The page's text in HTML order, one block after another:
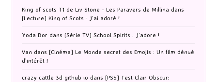
King of scots T1 de Liv Stone - Les Paravers de Millina dans
[Lecture] King of Scots : J’ai adoré !
Yoda Bor dans [Série TV] School Spirits : J’adore !
Van dans [Cinéma] Le Monde secret des Emojis : Un film dénué
d’intérêt !
crazy cattle 3d github io dans [PS5] Test Clair Obscur: